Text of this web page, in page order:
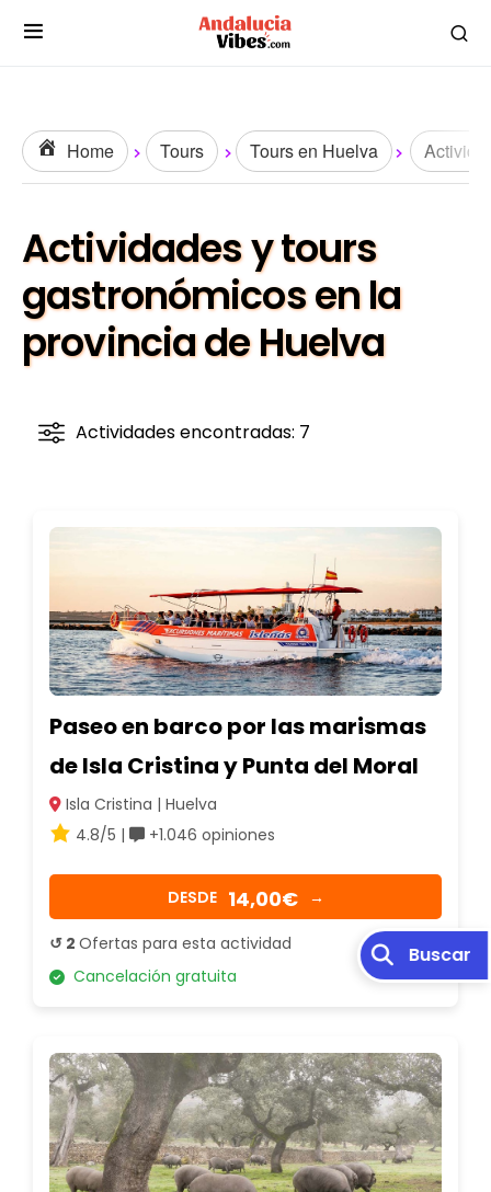
Home Tours Tours en Huelva
Actividades y tours
gastronómicos en la
provincia de Huelva
Actividades encontradas: 7
Paseo en barco por las marismas
de Isla Cristina y Punta del Moral
Isla Cristina | Huelva
4.8/5 |
+1.046 opiniones
DESDE 14,00€ →
↺ 2 Ofertas para esta actividad
Cancelación gratuita
Buscar